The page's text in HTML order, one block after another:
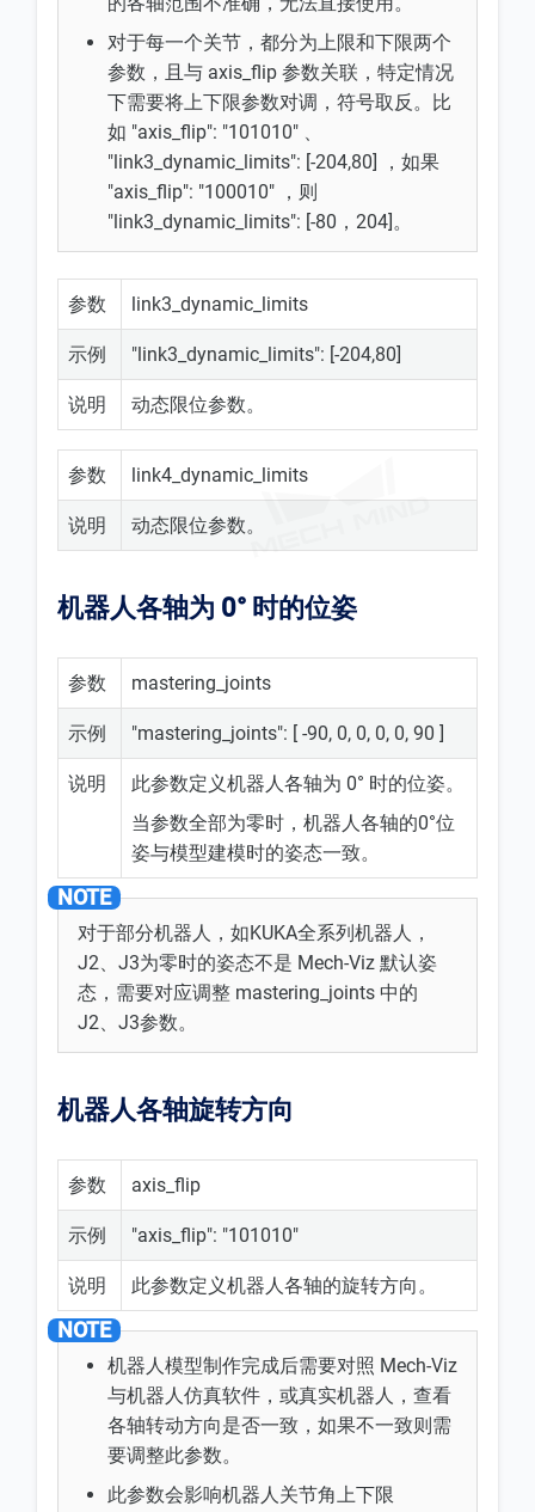
对于每一个关节，都分为上限和下限两个
参数，且与 axis_flip 参数关联，特定情况
下需要将上下限参数对调，符号取反。比
如 "axis_flip": "101010" 、
"link3_dynamic_limits": [-204,80] ，如果
"axis_flip": "100010" ，则
"link3_dynamic_limits": [-80，204]。
参数 link3_dynamic_limits
示例 "link3_dynamic_limits": [-204,80]
说明 动态限位参数。
参数 link4_dynamic_limits
说明 动态限位参数。
机器人各轴为 0° 时的位姿
参数 mastering_joints
示例 "mastering_joints": [ -90, 0, 0, 0, 0, 90 ]
说明
此参数定义机器人各轴为 0° 时的位姿。
当参数全部为零时，机器人各轴的0°位
姿与模型建模时的姿态一致。
对于部分机器人，如KUKA全系列机器人，
J2、J3为零时的姿态不是 Mech-Viz 默认姿
态，需要对应调整 mastering_joints 中的
J2、J3参数。
机器人各轴旋转方向
参数 axis_flip
示例 "axis_flip": "101010"
说明 此参数定义机器人各轴的旋转方向。
机器人模型制作完成后需要对照 Mech-Viz
与机器人仿真软件，或真实机器人，查看
各轴转动方向是否一致，如果不一致则需
要调整此参数。
此参数会影响机器人关节角上下限